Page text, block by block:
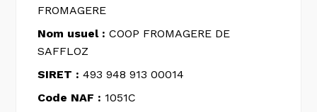
FROMAGERE
Nom usuel : COOP FROMAGERE DE
SAFFLOZ
SIRET : 493 948 913 00014
Code NAF : 1051C